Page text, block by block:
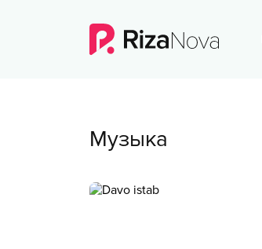
Музыка